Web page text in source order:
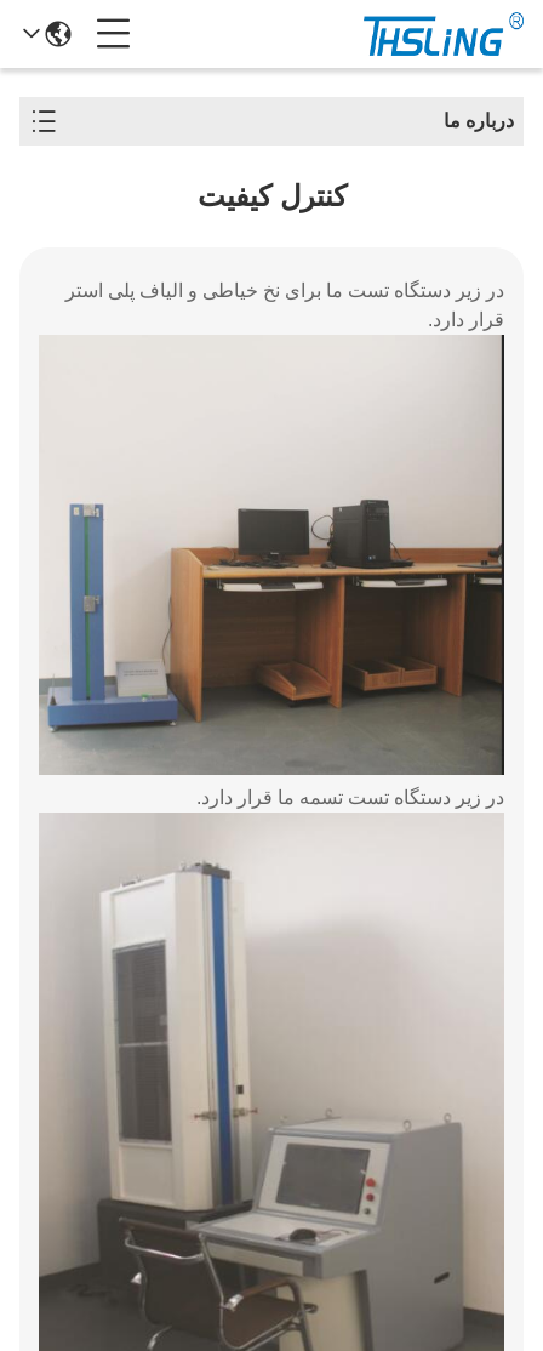
درباره ما
کنترل کیفیت
در زیر دستگاه تست ما برای نخ خیاطی و الیاف پلی استر
قرار دارد.
در زیر دستگاه تست تسمه ما قرار دارد.